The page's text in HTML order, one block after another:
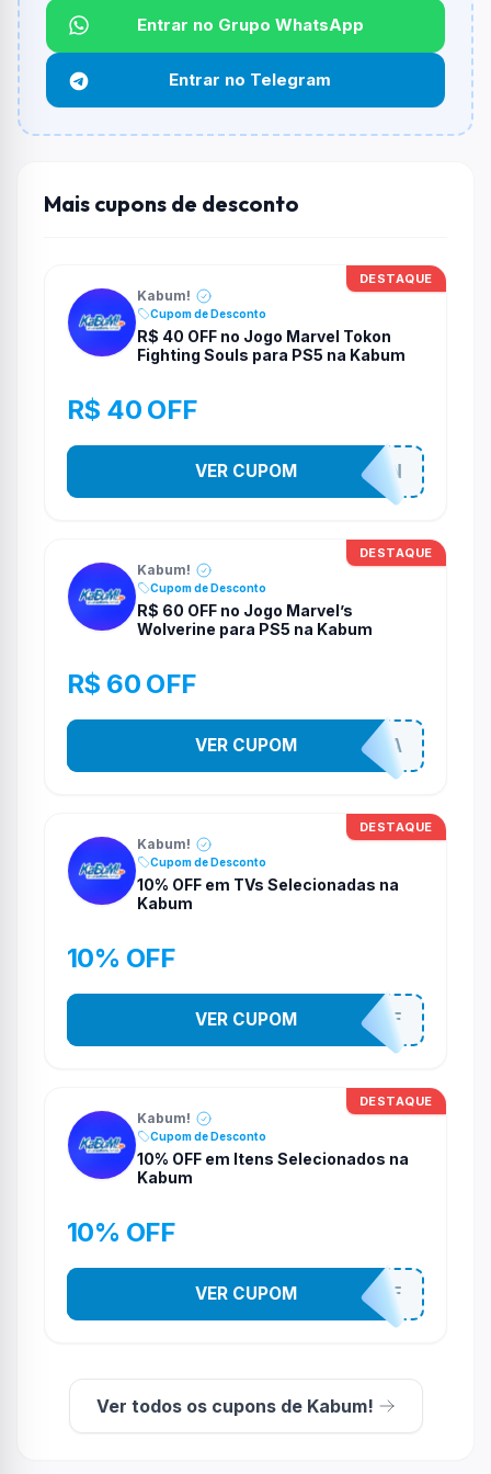
Não informado ou sem limite.
Funciona em qualquer produto?
Não necessariamente. Depende de itens participantes
e alguns vendedores ou produtos especificos podem
não aceitar cupons.
Entrar no Grupo WhatsApp
Entrar no Telegram
Mais cupons de desconto
DESTAQUE
Kabum!
Cupom de Desconto
R$ 40 OFF no Jogo Marvel Tokon
Fighting Souls para PS5 na Kabum
R$ 40 OFF
MARVELTOKON
VER CUPOM
DESTAQUE
Kabum!
Cupom de Desconto
R$ 60 OFF no Jogo Marvel’s
Wolverine para PS5 na Kabum
R$ 60 OFF
COMPRAJA
VER CUPOM
DESTAQUE
Kabum!
Cupom de Desconto
10% OFF em TVs Selecionadas na
Kabum
10% OFF
TV10OFF
VER CUPOM
DESTAQUE
Kabum!
Cupom de Desconto
10% OFF em Itens Selecionados na
Kabum
10% OFF
10OFF
VER CUPOM
Ver todos os cupons de Kabum!